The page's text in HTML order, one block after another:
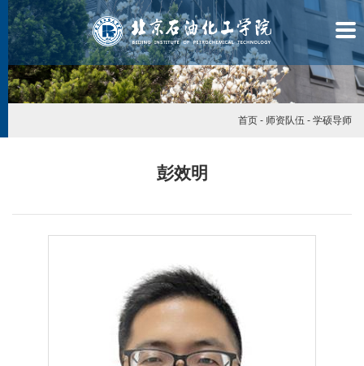
首页 - 师资队伍 - 学硕导师
彭效明